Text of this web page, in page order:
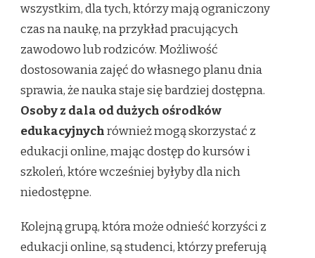
wszystkim, dla tych, którzy mają ograniczony
czas na naukę, na przykład pracujących
zawodowo lub rodziców. Możliwość
dostosowania zajęć do własnego planu dnia
sprawia, że nauka staje się bardziej dostępna.
Osoby z dala od dużych ośrodków
edukacyjnychrównież mogą skorzystać z
edukacji online, mając dostęp do kursów i
szkoleń, które wcześniej byłyby dla nich
niedostępne.
Kolejną grupą, która może odnieść korzyści z
edukacji online, są studenci, którzy preferują